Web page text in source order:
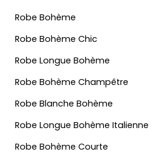
Robe Bohème
Robe Bohème Chic
Robe Longue Bohème
Robe Bohème Champêtre
Robe Blanche Bohème
Robe Longue Bohème Italienne
Robe Bohème Courte